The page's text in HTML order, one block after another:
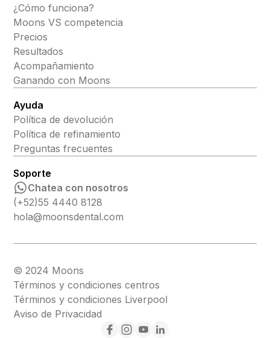
¿Cómo funciona?
Moons VS competencia
Precios
Resultados
Acompañamiento
Ganando con Moons
Ayuda
Política de devolución
Política de refinamiento
Preguntas frecuentes
Soporte
Chatea con nosotros
(+52)55 4440 8128
hola@moonsdental.com
© 2024 Moons
Términos y condiciones centros
Términos y condiciones Liverpool
Aviso de Privacidad